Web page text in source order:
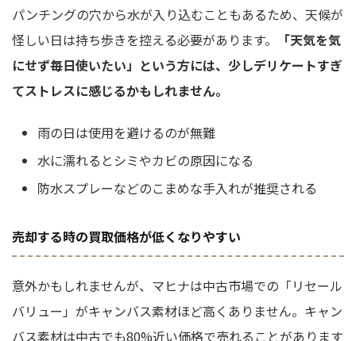
パンチングの穴から水が入り込むこともあるため、天候が
怪しい日は持ち歩きを控える必要があります。
「天気を気
にせず毎日使いたい」という方には、少しデリケートすぎ
てストレスに感じるかもしれません。
雨の日は使用を避けるのが無難
水に濡れるとシミやカビの原因になる
防水スプレーなどのこまめな手入れが推奨される
売却する時の買取価格が低くなりやすい
意外かもしれませんが、マヒナは中古市場での「リセール
バリュー」がキャンバス素材ほど高くありません。キャン
バス素材は中古でも80%近い価格で売れることがあります